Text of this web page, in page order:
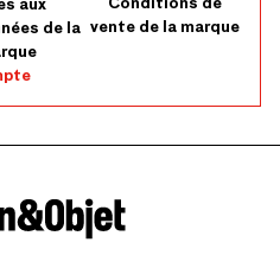
de la vente de la marque